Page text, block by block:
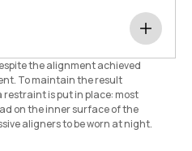
the alignment achieved
To maintain the result
restraint is put in place: most
on the inner surface of the
aligners to be worn at night.